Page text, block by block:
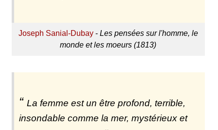
Joseph Sanial-Dubay- Les pensées sur l'homme, le
monde et les moeurs (1813)
La femme est un être profond, terrible,
insondable comme la mer, mystérieux et